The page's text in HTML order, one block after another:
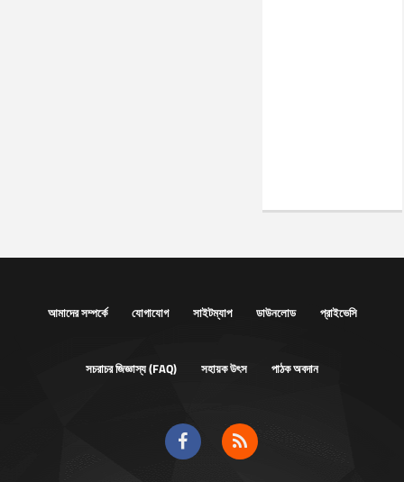
আমাদের সম্পর্কে যোগাযোগ সাইটম্যাপ ডাউনলোড প্রাইভেসি
সচরাচর জিজ্ঞাস্য (FAQ) সহায়ক উৎস পাঠক অবদান